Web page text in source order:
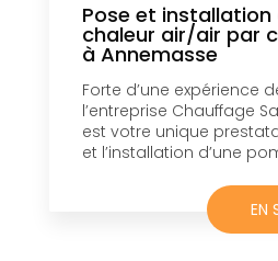
Pose et
chaleur air/air par
à Annemasse
Forte d’une expérience
l’entreprise Chauffage
est votre unique
et l’installation d’une
EN